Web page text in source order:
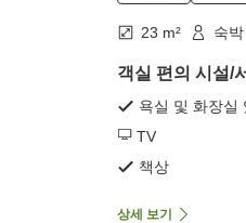
23 m² 숙
객실 편의 시설/
욕실 및 화장실
TV
책상
상세 보기